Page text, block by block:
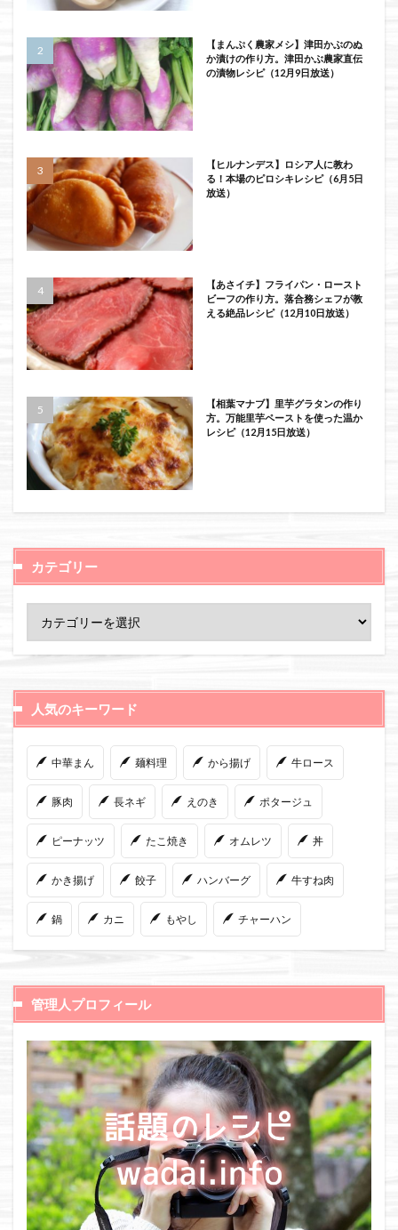
【まんぷく農家メシ】津田かぶのぬ
か漬けの作り方。津田かぶ農家直伝
の漬物レシピ（12月9日放送）
【ヒルナンデス】ロシア人に教わ
る！本場のピロシキレシピ（6月5日
放送）
【あさイチ】フライパン・ロースト
ビーフの作り方。落合務シェフが教
える絶品レシピ（12月10日放送）
【相葉マナブ】里芋グラタンの作り
方。万能里芋ペーストを使った温か
レシピ（12月15日放送）
カテゴリー
人気のキーワード
中華まん 麺料理 から揚げ 牛ロース
豚肉 長ネギ えのき ポタージュ
ピーナッツ たこ焼き オムレツ 丼
かき揚げ 餃子 ハンバーグ 牛すね肉
鍋 カニ もやし チャーハン
管理人プロフィール